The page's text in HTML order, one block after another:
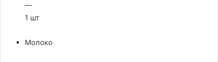
—
1 шт
Молоко